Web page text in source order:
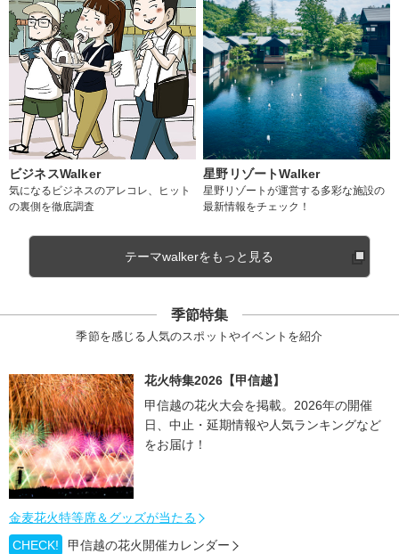
ビジネスWalker
気になるビジネスのアレコレ、ヒット
の裏側を徹底調査
星野リゾートWalker
星野リゾートが運営する多彩な施設の
最新情報をチェック！
テーマwalkerをもっと見る
季節特集
季節を感じる人気のスポットやイベントを紹介
花火特集2026【甲信越】
甲信越の花火大会を掲載。2026年の開催
日、中止・延期情報や人気ランキングなど
をお届け！
金麦花火特等席＆グッズが当たる
CHECK!
甲信越の花火開催カレンダー